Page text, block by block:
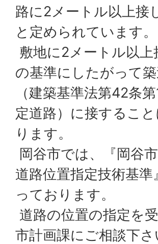
路に2メートル以上接
と定められています。
敷地に2メートル以
の基準にしたがって
（建築基準法第42条
定道路）に接するこ
ります。
岡谷市では、『岡谷
道路位置指定技術基
っております。
道路の位置の指定を
市計画課にご相談下